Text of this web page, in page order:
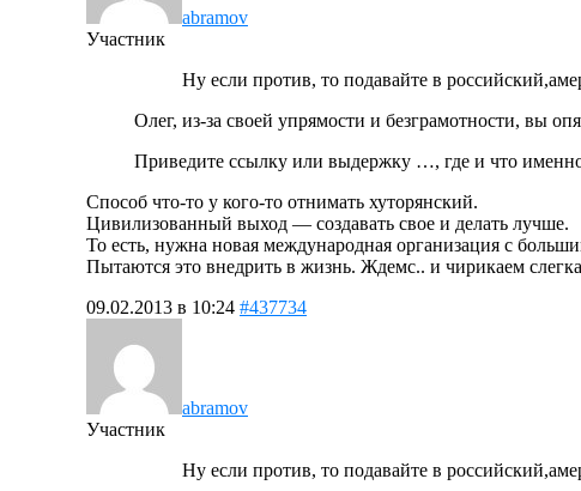
abramov
Участник
Ну если против, то подавайте в
Олег, из-за своей упрямости и безграмотности, вы
Приведите ссылку или выдержку …, где и что
Способ что-то у кого-то отнимать хуторянский.
Цивилизованный выход — создавать свое и делать лучше.
То есть, нужна новая международная организация с
Пытаются это внедрить в жизнь. Ждемс.. и чирикаем
09.02.2013 в 10:24 #437734
abramov
Участник
Ну если против, то подавайте в